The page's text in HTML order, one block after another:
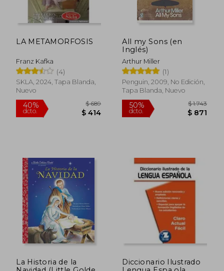
dcto. $ 701 dcto.
LA METAMORFOSIS
Franz Kafka
(4)
SKLA, 2024, Tapa Blanda,
Nuevo
All my Sons (en
Inglés)
Arthur Miller
(1)
Penguin, 2009, No Edición,
Tapa Blanda, Nuevo
La Historia de la
Diccionario Ilustrado